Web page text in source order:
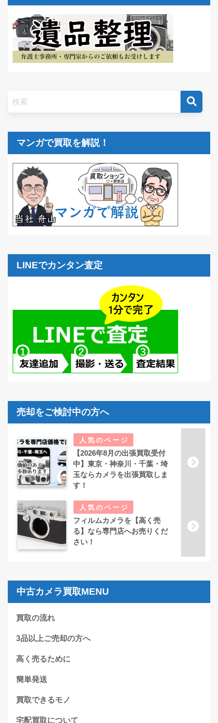
マンガで買取を解説！
LINEでカンタン査定
売却をご検討中の方へ
【2026年8月の出張買取受付
中】東京・神奈川・千葉・埼
玉ならカメラを出張買取しま
す！
フィルムカメラを【高く売
る】なら専門店へお売りくだ
さい！
中古カメラ買取MENU
買取の流れ
3品以上ご売却の方へ
高く売るために
簡単発送
買取できるモノ
宅配買取について